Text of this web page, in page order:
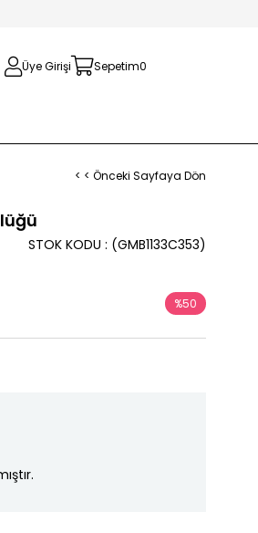
Üye Girişi Sepetim0
< < Önceki Sayfaya Dön
(GMB1133C353)
STOK KODU
%50